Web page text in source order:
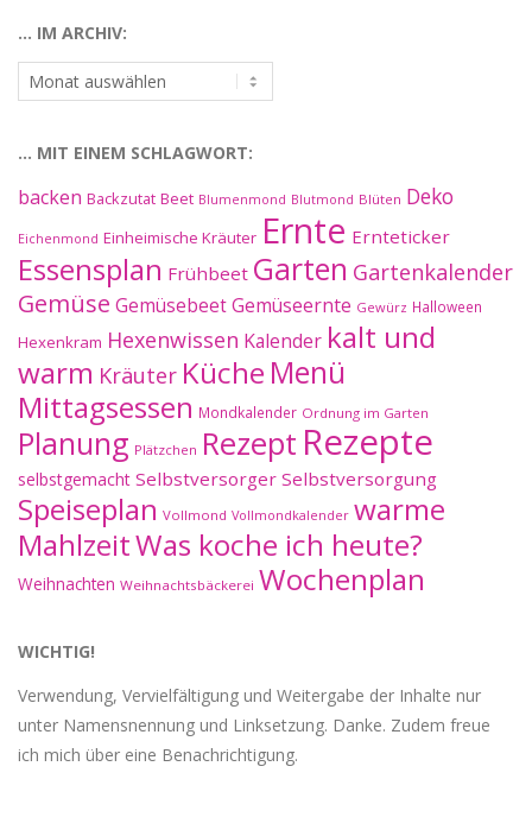
… IM ARCHIV:
…
im
… MIT EINEM SCHLAGWORT:
backen Backzutat Beet Blumenmond Blutmond Blüten Deko
Eichenmond Einheimische Kräuter Ernte Ernteticker
Essensplan Frühbeet Garten Gartenkalender
Gemüse GemüsebeetGemüseernte Gewürz Halloween
Hexenkram Hexenwissen Kalender kalt und
warm Kräuter Küche Menü
Mittagsessen Mondkalender Ordnung im Garten
Planung Plätzchen Rezept Rezepte
selbstgemacht Selbstversorger Selbstversorgung
Speiseplan Vollmond Vollmondkalender warme
MahlzeitWas koche ich heute?
Weihnachten Weihnachtsbäckerei Wochenplan
WICHTIG!
Verwendung, Vervielfältigung und Weitergabe der Inhalte nur
unter Namensnennung und Linksetzung. Danke. Zudem freue
ich mich über eine Benachrichtigung.